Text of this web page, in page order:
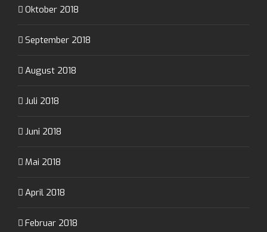
Oktober 2018
September 2018
August 2018
Juli 2018
Juni 2018
Mai 2018
April 2018
Februar 2018